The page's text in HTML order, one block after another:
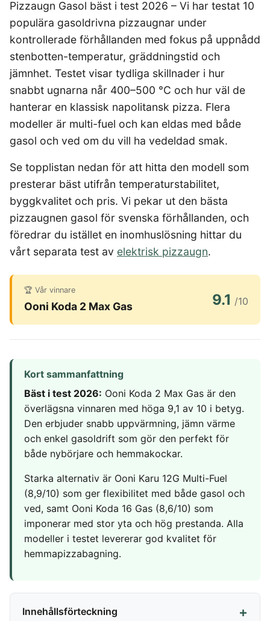
Badtunna
Kompostkvarn
HUSHÅLLSAPPARATER
Robotdammsugare
Skaftdammsugare
Steamer
Strykjärn
KÖK
Airfryer
Brödrost
Dubbel Airfryer
Elektrisk
Pizzaugn
Elvisp
Glassmaskin
Kaffebryggare
Kaffemaskin
Knivslip
Kockkniv
Köksassistent
Liten airfryer
Mikrovågsugn
Pizzaugn Gasol
Skärbräda
Stekbord
Stekpanna
SOVRUM
Säng
Enkelsäng
VITVAROR
SÄKERHET &
ÖVERVAKNING
Hemlarm
KLIMAT
Luftkylare
Luftvärmepump
GAMING
Gaming Dator
Gaming Headset
Gaming hörlursställ
Gaming Laptop
Gaming router
Gaming Skärm
Gaming Tangentbord
Gamingmus
Gamingstol
Trådlösa Gaming Hörlurar
VR Headset
LJUD & BILD
75 Tum TV
Bluetooth högtalare
In ear hörlurar
Liten bluetooth högtalare
Soundbar
Trådlösa hörlurar
TV 50 tum
MOBIL & TILLBEHÖR
Mobiltelefon
Satellittelefon
FÖRSÄKRINGAR
Hundförsäkring
Kattförsäkring
MEDIA & TELEKOM
Bredband
Mobilabonnemang
Mobilt bredband
Rakapparat
Rödljusterapi
Skäggtrimmer
Progressiva linser
Toriska linser
ACCESSOARER
Solglasögon
KOSTTILLSKOTT
Ashwagandha
Berberine
Kosttillskott klimakteriet
MSM
NAD
Proteinpulver
MASSAGE & VÄLBEFINNANDE
Massagepistol
Massagestol
4-manna tält
5-manna tält
6-manna tält
Abborrespö
Familjetält
Jaktkängor
Campingbord
Regnställ
Pop-up tält
Tält
Tält budget
herr
Vandringskängor
dam
herr
Vandringsskor
dam
Campingkudde
Flugspö
Luftmadrass
tält
Pannlampa
vandring
Vandringsbyxor
Vattenrenare
vandring
SPORT
Driver
Golfklocka
Golfset
Bilbarnstol
Cykelhjälm barn
GPS Klocka barn
Berg studsmatta
Gungställning
Lekstuga
Liten studsmatta
Nedgrävd studsmatta
Rektangulär studsmatta
Stor studsmatta
Studsmatta
Laddbox
Sommardäck
Konsumentvägledning
Pizzaugn Gasol bäst i test 2026 – Vi har testat 10
populära gasoldrivna pizzaugnar under
kontrollerade förhållanden med fokus på uppnådd
stenbotten-temperatur, gräddningstid och
jämnhet. Testet visar tydliga skillnader i hur
snabbt ugnarna når 400–500 °C och hur väl de
hanterar en klassisk napolitansk pizza. Flera
modeller är multi-fuel och kan eldas med både
gasol och ved om du vill ha vedeldad smak.
Se topplistan nedan för att hitta den modell som
presterar bäst utifrån temperaturstabilitet,
byggkvalitet och pris. Vi pekar ut den bästa
pizzaugnen gasol för svenska förhållanden, och
föredrar du istället en inomhuslösning hittar du
vårt separata test av elektrisk pizzaugn.
🏆 Vår vinnare
Ooni Koda 2 Max Gas 9.1 /10
Kort sammanfattning
Bäst i test 2026: Ooni Koda 2 Max Gas är den
överlägsna vinnaren med höga 9,1 av 10 i betyg.
Den erbjuder snabb uppvärmning, jämn värme
och enkel gasoldrift som gör den perfekt för
både nybörjare och hemmakockar.
Starka alternativ är Ooni Karu 12G Multi-Fuel
(8,9/10) som ger flexibilitet med både gasol och
ved, samt Ooni Koda 16 Gas (8,6/10) som
imponerar med stor yta och hög prestanda. Alla
modeller i testet levererar god kvalitet för
hemmapizzabagning.
Innehållsförteckning